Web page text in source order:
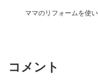
ママのリフォームを使
コメント